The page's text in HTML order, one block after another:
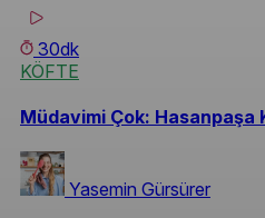
30dk
KÖFTE
Müdavimi Çok: Hasanpaşa
Yasemin Gürsürer